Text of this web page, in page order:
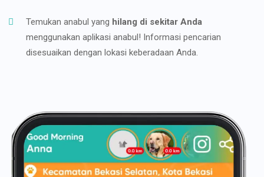
Temukan anabul yang hilang di sekitar Anda
menggunakan aplikasi anabul! Informasi pencarian
disesuaikan dengan lokasi keberadaan Anda.